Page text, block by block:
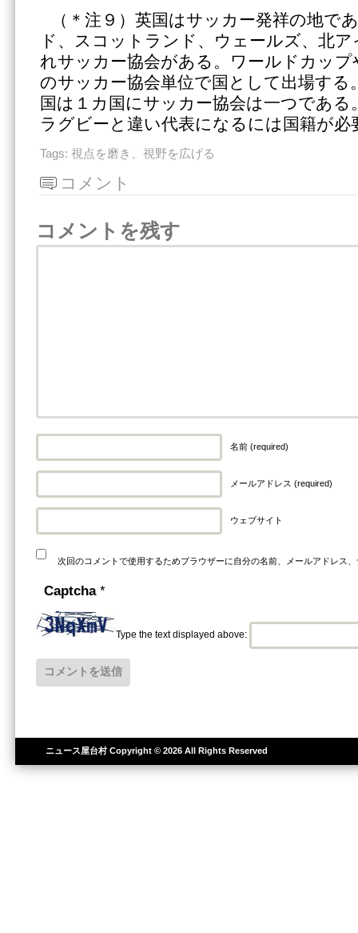
（＊注９）英国はサッカー発祥の地で
ド、スコットランド、ウェールズ、北
れサッカー協会がある。ワールドカッ
のサッカー協会単位で国として出場す
国は１カ国にサッカー協会は一つであ
ラグビーと違い代表になるには国籍が必
Tags: 視点を磨き、視野を広げる
コメント
コメントを残す
名前 (required)
メールアドレス (required)
ウェブサイト
次回のコメントで使用するためブラウザーに自分の名前、メールアドレス
Captcha *
Type the text displayed above:
ニュース屋台村Copyright © 2026 All Rights Reserved